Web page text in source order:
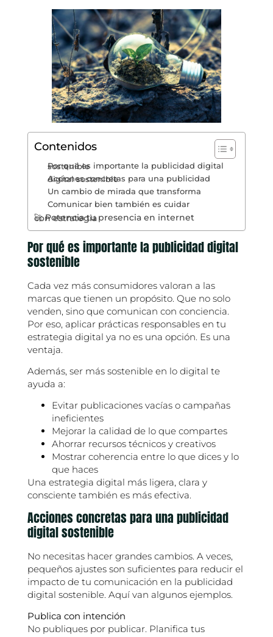
Contenidos
Por qué es importante la publicidad digital sostenible
Acciones concretas para una publicidad digital sostenible
Un cambio de mirada que transforma
Comunicar bien también es cuidar
🚀 Potencia tu presencia en internet con estrategia
Por qué es importante la publicidad digital
sostenible
Cada vez más consumidores valoran a las
marcas que tienen un propósito. Que no solo
venden, sino que comunican con conciencia.
Por eso, aplicar prácticas responsables en tu
estrategia digital ya no es una opción. Es una
ventaja.
Además, ser más sostenible en lo digital te
ayuda a:
Evitar publicaciones vacías o campañas
ineficientes
Mejorar la calidad de lo que compartes
Ahorrar recursos técnicos y creativos
Mostrar coherencia entre lo que dices y lo
que haces
Una estrategia digital más ligera, clara y
consciente también es más efectiva.
Acciones concretas para una publicidad
digital sostenible
No necesitas hacer grandes cambios. A veces,
pequeños ajustes son suficientes para reducir el
impacto de tu comunicación en la publicidad
digital sostenible. Aquí van algunos ejemplos.
Publica con intención
No publiques por publicar. Planifica tus